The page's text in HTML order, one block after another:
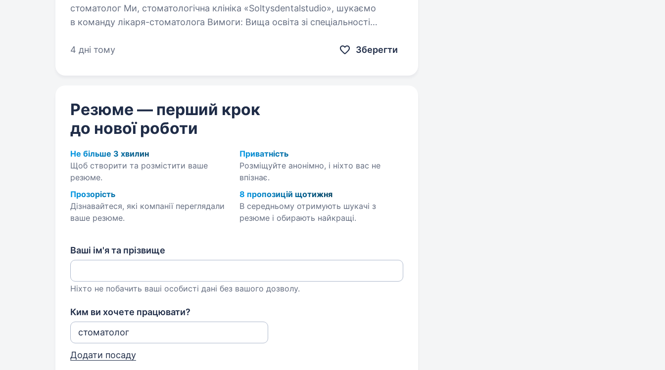
стоматолог Ми, стоматологічна клініка «Soltysdentalstudio», шукаємо
в команду лікаря-стоматолога Вимоги: Вища освіта зі спеціальності
4 дні тому
Зберегти
Резюме — перший крок
до нової роботи
Не більше 3 хвилин
Щоб створити та розмістити ваше
резюме.
Приватність
Розміщуйте анонімно, і ніхто вас не
впізнає.
Прозорість
Дізнавайтеся, які компанії переглядали
ваше резюме.
8 пропозицій щотижня
В середньому отримують шукачі з
резюме і обирають найкращі.
Ваші ім'я та прізвище
Ніхто не побачить ваші особисті дані без вашого дозволу.
Ким ви хочете працювати?
Додати посаду